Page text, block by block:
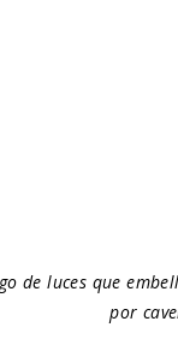
de luces que
por